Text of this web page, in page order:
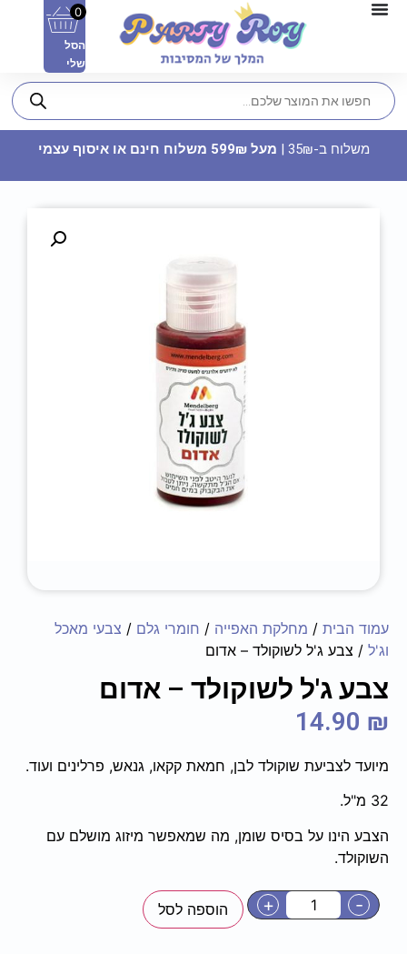
חולצה מודפסת - נתפסתי
22.90₪
0
הסל
שלי
משלוח ב-35₪ | מעל 599₪ משלוח חינם או איסוף עצמי
עמוד הבית / מחלקת האפייה / חומרי גלם / צבעי מאכל
וג'ל / צבע ג'ל לשוקולד – אדום
צבע ג'ל לשוקולד – אדום
14.90 ₪
מיועד לצביעת שוקולד לבן, חמאת קקאו, גנאש, פרלינים ועוד.
32 מ"ל.
הצבע הינו על בסיס שומן, מה שמאפשר מיזוג מושלם עם
השוקולד.
-
+ הוספה לסל